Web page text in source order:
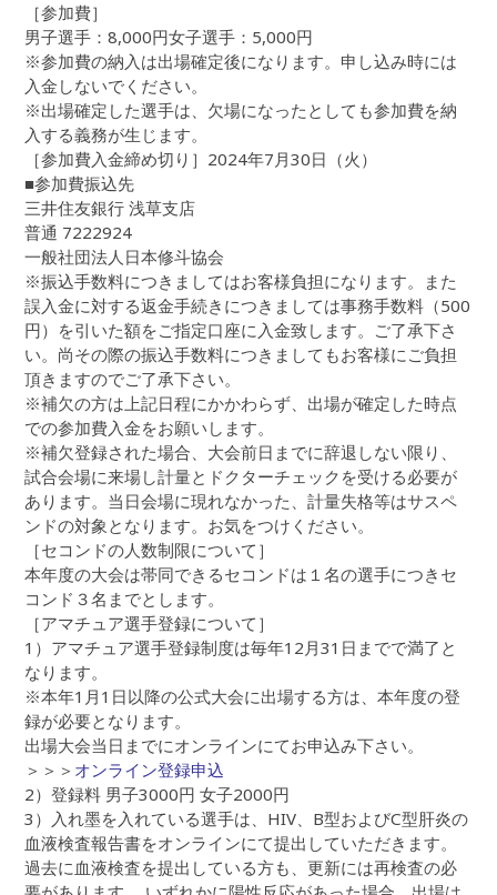
［参加費］
男子選手：8,000円女子選手：5,000円
※参加費の納入は出場確定後になります。申し込み時には
入金しないでください。
※出場確定した選手は、欠場になったとしても参加費を納
入する義務が生じます。
［参加費入金締め切り］2024年7月30日（火）
■参加費振込先
三井住友銀行 浅草支店
普通 7222924
一般社団法人日本修斗協会
※振込手数料につきましてはお客様負担になります。また
誤入金に対する返金手続きにつきましては事務手数料（500
円）を引いた額をご指定口座に入金致します。ご了承下さ
い。尚その際の振込手数料につきましてもお客様にご負担
頂きますのでご了承下さい。
※補欠の方は上記日程にかかわらず、出場が確定した時点
での参加費入金をお願いします。
※補欠登録された場合、大会前日までに辞退しない限り、
試合会場に来場し計量とドクターチェックを受ける必要が
あります。当日会場に現れなかった、計量失格等はサスペ
ンドの対象となります。お気をつけください。
［セコンドの人数制限について］
本年度の大会は帯同できるセコンドは１名の選手につきセ
コンド３名までとします。
［アマチュア選手登録について］
1）アマチュア選手登録制度は毎年12月31日までで満了と
なります。
※本年1月1日以降の公式大会に出場する方は、本年度の登
録が必要となります。
出場大会当日までにオンラインにてお申込み下さい。
＞＞＞ オンライン登録申込
2）登録料 男子3000円 女子2000円
3）入れ墨を入れている選手は、HIV、B型およびC型肝炎の
血液検査報告書をオンラインにて提出していただきます。
過去に血液検査を提出している方も、更新には再検査の必